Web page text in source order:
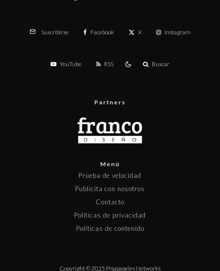
Suscribirse Facebook X Instagram
YouTube RSS Buscar
Partners
Menú
Prueba de velocidad
Publicita con nosotros
Contacto
Políticas de privacidad
Políticas de contenido
Copyright © 2025 Pisapapeles Networks